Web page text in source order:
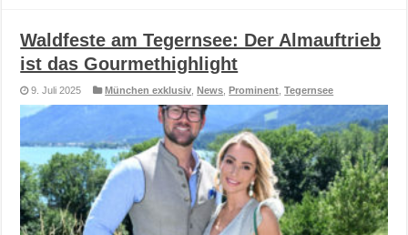
Waldfeste am Tegernsee: Der Almauftrieb
ist das Gourmethighlight
9. Juli 2025 München exklusiv News Prominent ,Tegernsee